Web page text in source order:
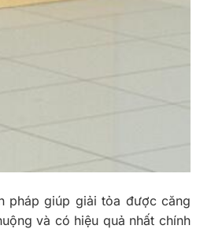
pháp giúp giải tỏa được căng
và có hiệu quả nhất chính